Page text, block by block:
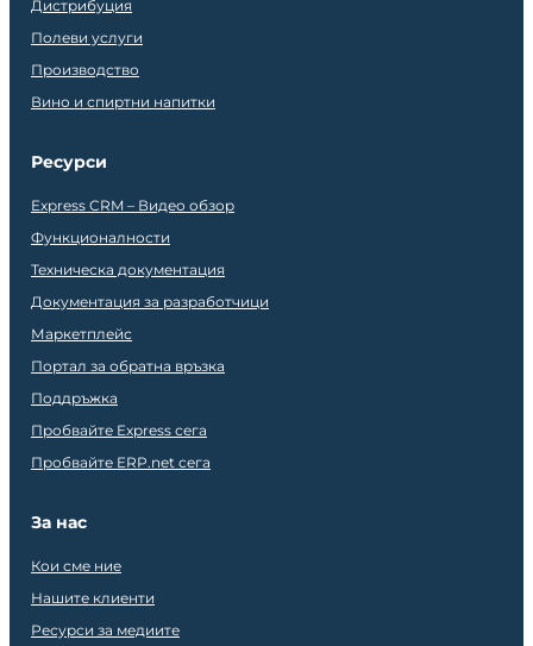
Дистрибуция
Полеви услуги
Производство
Вино и спиртни напитки
Ресурси
Express CRM – Видео обзор
Функционалности
Техническа документация
Документация за разработчици
Маркетплейс
Портал за обратна връзка
Поддръжка
Пробвайте Express сега
Пробвайте ERP.net сега
За нас
Кои сме ние
Нашите клиенти
Ресурси за медиите